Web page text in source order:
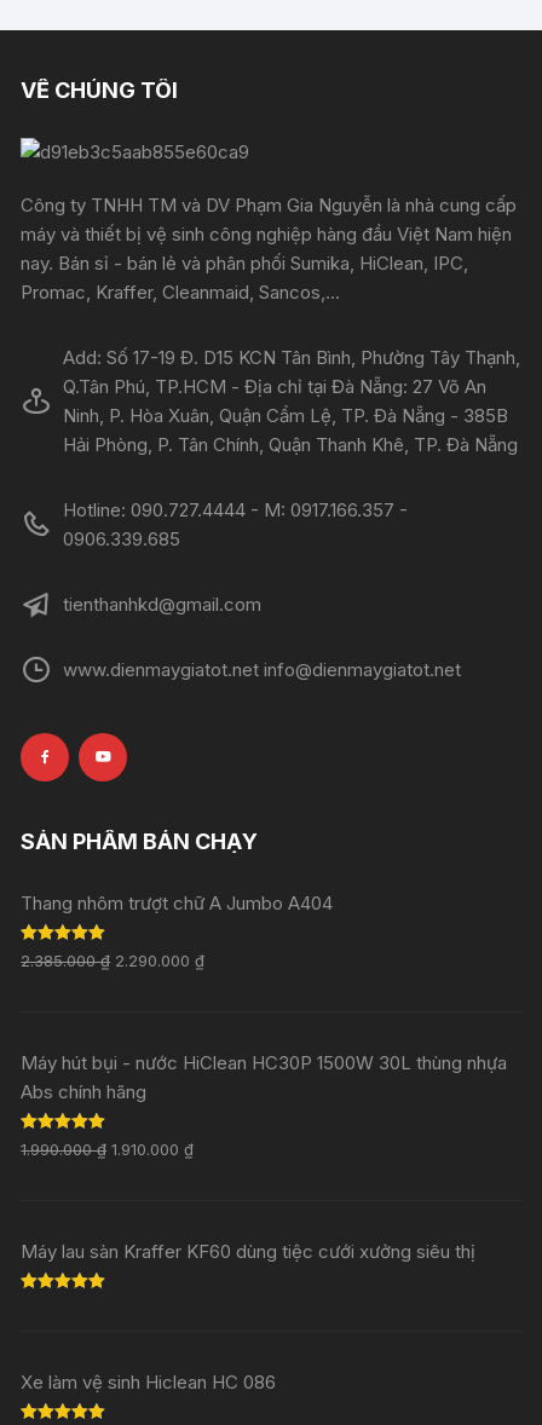
VỀ CHÚNG TÔI
Công ty TNHH TM và DV Phạm Gia Nguyễn là nhà cung cấp
máy và thiết bị vệ sinh công nghiệp hàng đầu Việt Nam hiện
nay. Bán sỉ - bán lẻ và phân phối Sumika, HiClean, IPC,
Promac, Kraffer, Cleanmaid, Sancos,...
Add: Số 17-19 Đ. D15 KCN Tân Bình, Phường Tây Thạnh,
Q.Tân Phú, TP.HCM - Địa chỉ tại Đà Nẵng: 27 Võ An
Ninh, P. Hòa Xuân, Quận Cẩm Lệ, TP. Đà Nẵng - 385B
Hải Phòng, P. Tân Chính, Quận Thanh Khê, TP. Đà Nẵng
Hotline: 090.727.4444 - M: 0917.166.357 -
0906.339.685
tienthanhkd@gmail.com
www.dienmaygiatot.net info@dienmaygiatot.net
SẢN PHẨM BÁN CHẠY
Thang nhôm trượt chữ A Jumbo A404
Rated 5.00
out of 5
2.385.000₫ 2.290.000₫
Máy hút bụi - nước HiClean HC30P 1500W 30L thùng nhựa
Abs chính hãng
Rated 5.00
out of 5
1.990.000₫ 1.910.000₫
Máy lau sàn Kraffer KF60 dùng tiệc cưới xưởng siêu thị
Xe làm vệ sinh Hiclean HC 086